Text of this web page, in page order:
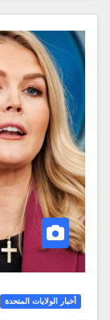
أخبار الولايات المتحدة